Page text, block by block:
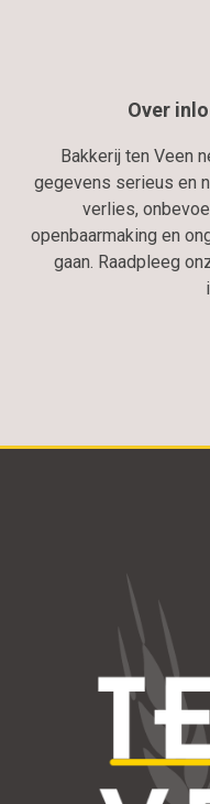
Over
Bakkerij ten Veen
gegevens serieus en
verlies,
openbaarmaking en
gaan. Raadpleeg